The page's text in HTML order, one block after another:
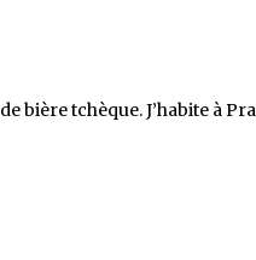
bière tchèque. J’habite à